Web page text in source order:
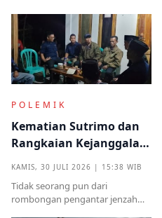
POLEMIK
Kematian Sutrimo dan
Rangkaian Kejanggalan
Kampung Halaman
KAMIS, 30 JULI 2026 | 15:38 WIB
Tidak seorang pun dari
rombongan pengantar jenzah